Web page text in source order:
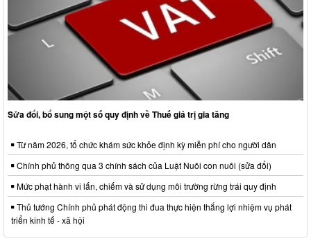
Sửa đổi, bổ sung một số quy định về Thuế giá trị gia tăng
Từ năm 2026, tổ chức khám sức khỏe định kỳ miễn phí cho người dân
Chính phủ thông qua 3 chính sách của Luật Nuôi con nuôi (sửa đổi)
Mức phạt hành vi lấn, chiếm và sử dụng môi trường rừng trái quy định
Thủ tướng Chính phủ phát động thi đua thực hiện thắng lợi nhiệm vụ phát
triển kinh tế - xã hội